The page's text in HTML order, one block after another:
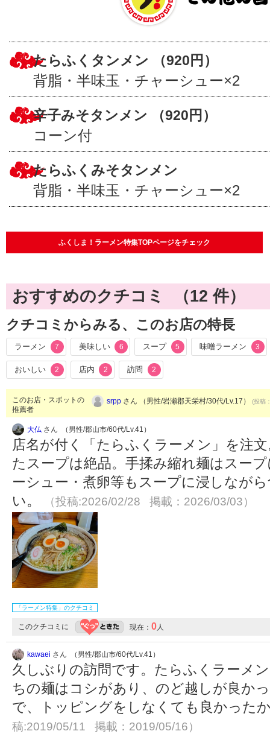
たらふくタンメン （920円）
背脂・半味玉・チャーシュー×2
辛子みそタンメン （920円）
コーン付
たらふくみそタンメン
背脂・半味玉・チャーシュー×2
ふくしま！ラーメン特集TOPページをチェック
おすすめのクチコミ （12 件）
クチコミからみる、このお店の特長
ラーメン 7 美味しい 6 スープ 5 味噌ラーメン 3
おいしい 2 店内 2 訪問 2
このお店・スポットの
推薦者
srpp さん （男性/岩瀬郡天栄村/30代/Lv.17） (投稿
大仏 さん （男性/郡山市/60代/Lv.41）
店名が付く「たらふくラーメン」を注
たスープは絶品。手揉み縮れ麺はスー
ーシュー・煮卵等もスープに浸しなが
い。
（投稿:2026/02/28 掲載：2026/03/03）
「ラーメン特集」のクチコミ
このクチコミに 現在： 0人
kawaei さん （男性/郡山市/60代/Lv.41）
久しぶりの訪問です。たらふくラーメ
ちの麺はコシがあり、のど越しが良か
で、トッピングをしなくても良かった
稿:2019/05/11 掲載：2019/05/16）